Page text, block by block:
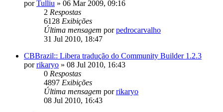
porTulliu » 06 Mar 2009, 09:16
2 Respostas
6128 Exibições
Última mensagem porpedrocarvalho
31 Jul 2010, 18:47
CBBrazil:: Libera tradução do Community Builder 1.2.3
porrikaryo » 08 Jul 2010, 16:43
0 Respostas
4897 Exibições
Última mensagem porrikaryo
08 Jul 2010, 16:43